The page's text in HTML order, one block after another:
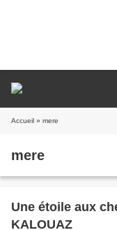
Accueil » mere
mere
Une étoile aux
KALOUAZ